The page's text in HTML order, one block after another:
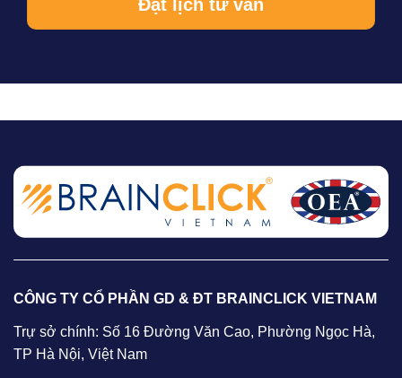
CÔNG TY CỔ PHẦN GD & ĐT BRAINCLICK VIETNAM
Trự sở chính: Số 16 Đường Văn Cao, Phường Ngọc Hà,
TP Hà Nội, Việt Nam